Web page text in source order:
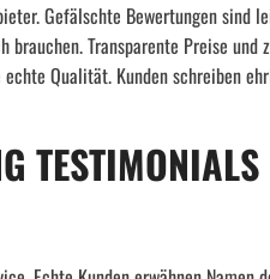
Gefälschte Bewertungen sind
Transparente Preise und
Qualität. Kunden schreiben
TESTIMONIALS